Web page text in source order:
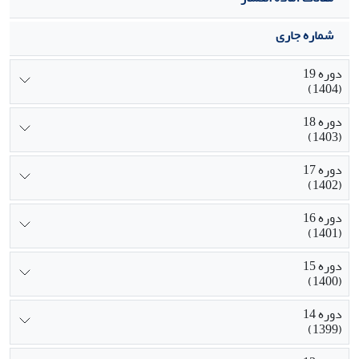
شماره جاری
دوره 19
(1404)
دوره 18
(1403)
دوره 17
(1402)
دوره 16
(1401)
دوره 15
(1400)
دوره 14
(1399)